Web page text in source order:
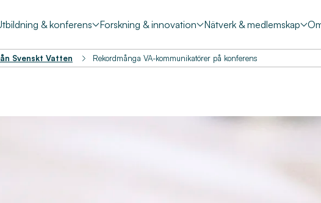
& konferens Forskning & innovation Nätverk & medlemskap
Svenskt Vatten Rekordmånga VA-kommunikatörer på konferens